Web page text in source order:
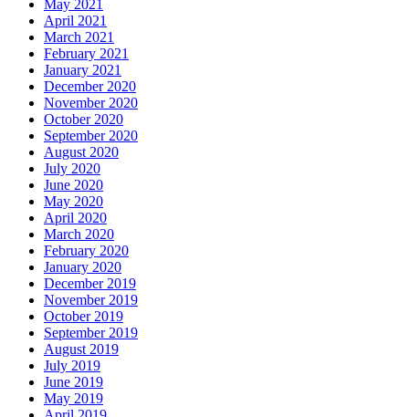
May 2021
April 2021
March 2021
February 2021
January 2021
December 2020
November 2020
October 2020
September 2020
August 2020
July 2020
June 2020
May 2020
April 2020
March 2020
February 2020
January 2020
December 2019
November 2019
October 2019
September 2019
August 2019
July 2019
June 2019
May 2019